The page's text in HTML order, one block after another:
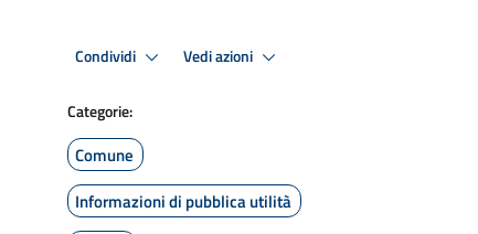
Condividi Vedi azioni
Categorie:
Comune
Informazioni di pubblica utilità